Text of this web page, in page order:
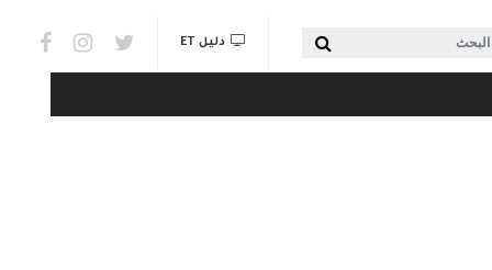
links & Watch
دليل ET